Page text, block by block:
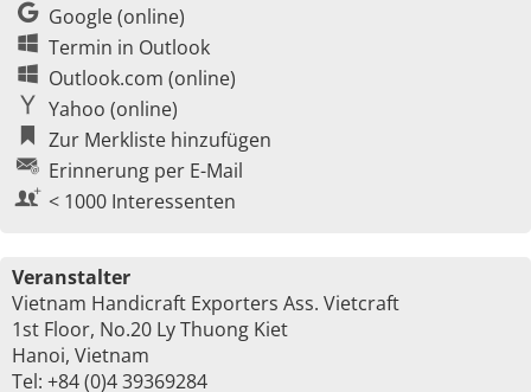
Google (online)
Termin in Outlook
Outlook.com (online)
Yahoo (online)
Zur Merkliste hinzufügen
Erinnerung per E-Mail
< 1000 Interessenten
Veranstalter
Vietnam Handicraft Exporters Ass. Vietcraft
1st Floor, No.20 Ly Thuong Kiet
Hanoi, Vietnam
Tel: +84 (0)4 39369284